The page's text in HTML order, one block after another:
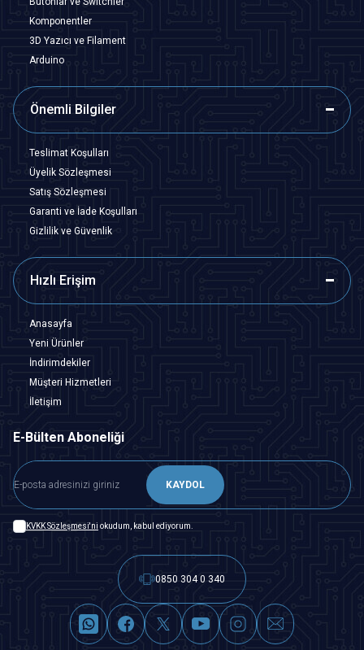
Komponentler
3D Yazıcı ve Filament
Arduino
Önemli Bilgiler
Teslimat Koşulları
Üyelik Sözleşmesi
Satış Sözleşmesi
Garanti ve İade Koşulları
Gizlilik ve Güvenlik
Hızlı Erişim
Anasayfa
Yeni Ürünler
İndirimdekiler
Müşteri Hizmetleri
İletişim
E-Bülten Aboneliği
KAYDOL
KVKK Sözleşmesi'ni okudum, kabul ediyorum.
0850 304 0 340